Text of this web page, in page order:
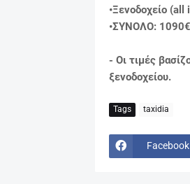
•Ξενοδοχείο
•ΣΥΝΟΛΟ:
- Οι τιμές
ξενοδοχείου.
Tags taxidia
Facebook